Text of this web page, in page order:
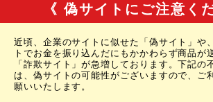
《 偽サイトにご注意く
近頃、企業のサイトに似せた「偽サイト」や
トでお金を振り込んだにもかかわらず商品が
「詐欺サイト」が急増しております。下記の
は、偽サイトの可能性がございますので、ご
願いいたします。